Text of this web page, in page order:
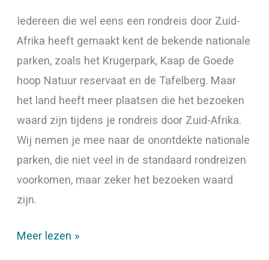
Iedereen die wel eens een rondreis door Zuid-
Afrika heeft gemaakt kent de bekende nationale
parken, zoals het Krugerpark, Kaap de Goede
hoop Natuur reservaat en de Tafelberg. Maar
het land heeft meer plaatsen die het bezoeken
waard zijn tijdens je rondreis door Zuid-Afrika.
Wij nemen je mee naar de onontdekte nationale
parken, die niet veel in de standaard rondreizen
voorkomen, maar zeker het bezoeken waard
zijn.
Meer lezen »